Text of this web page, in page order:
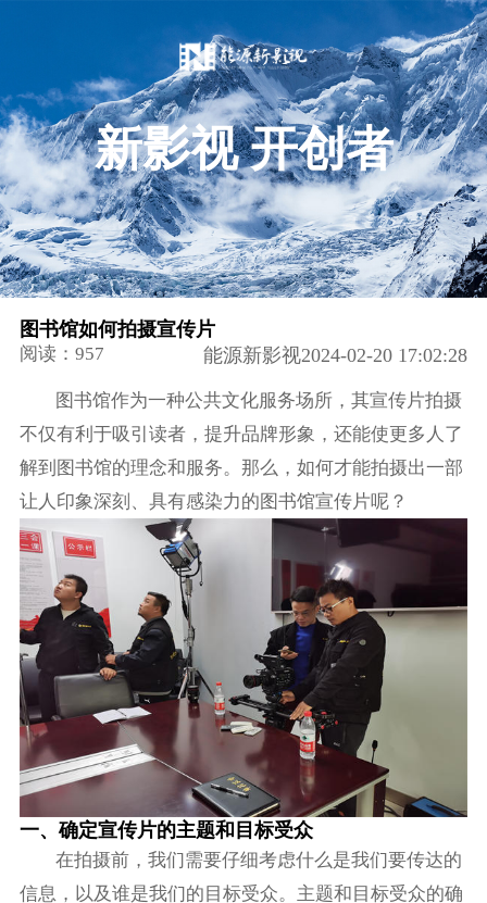
新影视 开创者
图书馆如何拍摄宣传片
阅读：957 能源新影视2024-02-20 17:02:28
图书馆作为一种公共文化服务场所，其宣传片拍摄
不仅有利于吸引读者，提升品牌形象，还能使更多人了
解到图书馆的理念和服务。那么，如何才能拍摄出一部
让人印象深刻、具有感染力的图书馆宣传片呢？
一、确定宣传片的主题和目标受众
在拍摄前，我们需要仔细考虑什么是我们要传达的
信息，以及谁是我们的目标受众。主题和目标受众的确